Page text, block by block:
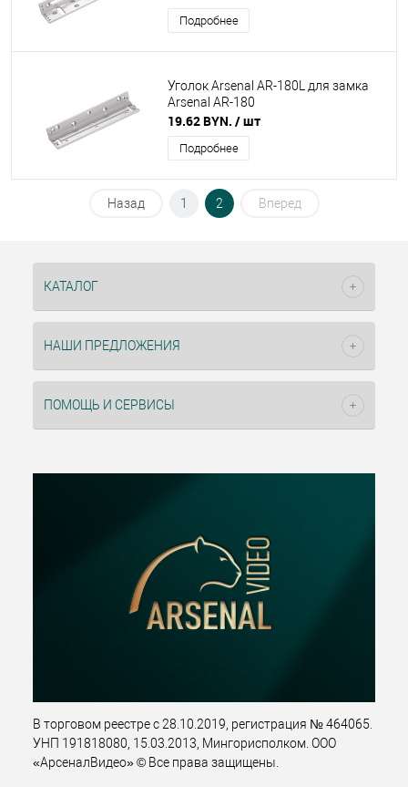
Подробнее
Уголок Arsenal AR-180L для замка
Arsenal AR-180
19.62 BYN. / шт
Подробнее
Назад 1 2 Вперед
КАТАЛОГ
НАШИ ПРЕДЛОЖЕНИЯ
ПОМОЩЬ И СЕРВИСЫ
В торговом реестре с 28.10.2019, регистрация № 464065.
УНП 191818080, 15.03.2013, Мингорисполком. ООО
«АрсеналВидео» © Все права защищены.